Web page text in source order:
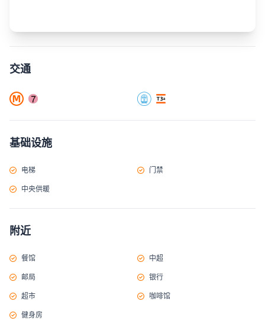
交通
基础设施
电梯 门禁
中央供暖
附近
餐馆 中超
邮局 银行
超市 咖啡馆
健身房